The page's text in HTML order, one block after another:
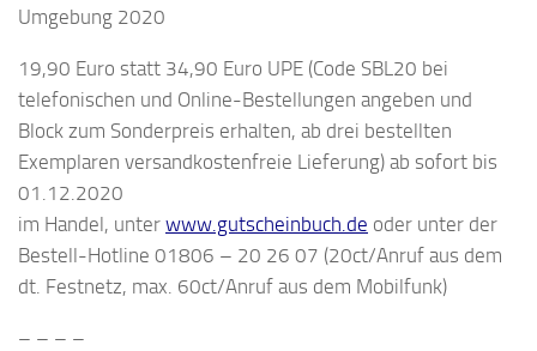
Umgebung 2020
19,90 Euro statt 34,90 Euro UPE (Code SBL20 bei
telefonischen und Online-Bestellungen angeben und
Block zum Sonderpreis erhalten, ab drei bestellten
Exemplaren versandkostenfreie Lieferung) ab sofort bis
01.12.2020
im Handel, unter www.gutscheinbuch.de oder unter der
Bestell-Hotline 01806 – 20 26 07 (20ct/Anruf aus dem
dt. Festnetz, max. 60ct/Anruf aus dem Mobilfunk)
– – – –